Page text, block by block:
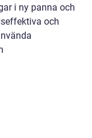
i ny panna och
och